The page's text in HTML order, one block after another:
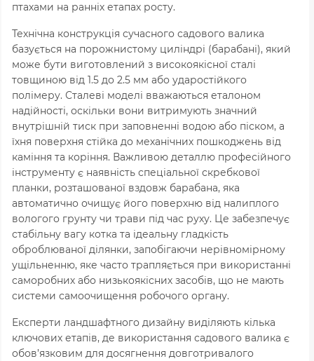
птахами на ранніх етапах росту.
Технічна конструкція сучасного садового валика
базується на порожнистому циліндрі (барабані), який
може бути виготовлений з високоякісної сталі
товщиною від 1.5 до 2.5 мм або ударостійкого
полімеру. Сталеві моделі вважаються еталоном
надійності, оскільки вони витримують значний
внутрішній тиск при заповненні водою або піском, а
їхня поверхня стійка до механічних пошкоджень від
каміння та коріння. Важливою деталлю професійного
інструменту є наявність спеціальної скребкової
планки, розташованої вздовж барабана, яка
автоматично очищує його поверхню від налиплого
вологого грунту чи трави під час руху. Це забезпечує
стабільну вагу котка та ідеальну гладкість
оброблюваної ділянки, запобігаючи нерівномірному
ущільненню, яке часто трапляється при використанні
саморобних або низькоякісних засобів, що не мають
системи самоочищення робочого органу.
Експерти ландшафтного дизайну виділяють кілька
ключових етапів, де використання садового валика є
обов’язковим для досягнення довготривалого